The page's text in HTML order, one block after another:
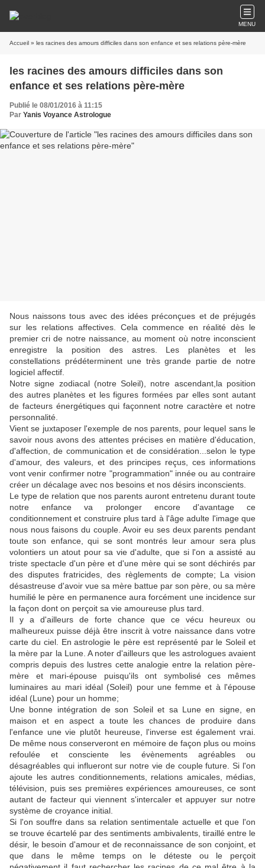
MENU
Accueil » les racines des amours difficiles dans son enfance et ses relations père-mère
les racines des amours difficiles dans son
enfance et ses relations père-mère
Publié le 08/01/2016 à 11:15
Par Yanis Voyance Astrologue
Nous naissons tous avec des idées préconçues et de préjugés
sur les relations affectives. Cela commence en réalité dès le
premier cri de notre naissance, au moment où notre inconscient
enregistre la position des astres. Les planètes et les
constellations prédéterminent une très grande partie de notre
logiciel affectif.
Notre signe zodiacal (notre Soleil), notre ascendant,la position
des autres planètes et les figures formées par elles sont autant
de facteurs énergétiques qui façonnent notre caractère et notre
personnalité.
Vient se juxtaposer l'exemple de nos parents, pour lequel sans le
savoir nous avons des attentes précises en matière d'éducation,
d'affection, de communication et de considération...selon le type
d'amour, des valeurs, et des principes reçus, ces informations
vont venir confirmer notre "programmation" innée ou au contraire
créer un décalage avec nos besoins et nos désirs inconscients.
Le type de relation que nos parents auront entretenu durant toute
notre enfance va prolonger encore d'avantage ce
conditionnement et construire plus tard à l'âge adulte l'image que
nous nous faisons du couple. Avoir eu ses deux parents pendant
toute son enfance, qui se sont montrés leur amour sera plus
volontiers un atout pour sa vie d'adulte, que si l'on a assisté au
triste spectacle d'un père et d'une mère qui se sont déchirés par
des disputes fratricides, des règlements de compte; La vision
désastreuse d'avoir vue sa mère battue par son père, ou sa mère
humilié le père en permanence aura forcément une incidence sur
la façon dont on perçoit sa vie amoureuse plus tard.
Il y a d'ailleurs de forte chance que ce vécu heureux ou
malheureux puisse déjà être inscrit à votre naissance dans votre
carte du ciel. En astrologie le père est représenté par le Soleil et
la mère par la Lune. A noter d'ailleurs que les astrologues avaient
compris depuis des lustres cette analogie entre la relation père-
mère et mari-épouse puisqu'ils ont symbolisé ces mêmes
luminaires au mari idéal (Soleil) pour une femme et à l'épouse
idéal (Lune) pour un homme;
Une bonne intégration de son Soleil et sa Lune en signe, en
maison et en aspect a toute les chances de produire dans
l'enfance une vie plutôt heureuse, l'inverse est également vrai.
De même nous conserveront en mémoire de façon plus ou moins
refoulée et consciente les évènements agréables ou
désagréables qui influeront sur notre vie de couple future. Si l'on
ajoute les autres conditionnements, relations amicales, médias,
télévision, puis ses premières expériences amoureuses, ce sont
autant de facteur qui viennent s'intercaler et appuyer sur notre
système de croyance initial.
Si l'on souffre dans sa relation sentimentale actuelle et que l'on
se trouve écartelé par des sentiments ambivalents, tiraillé entre le
désir, le besoin d'amour et de reconnaissance de son conjoint, et
que dans le même temps on le déteste ou le perçoit